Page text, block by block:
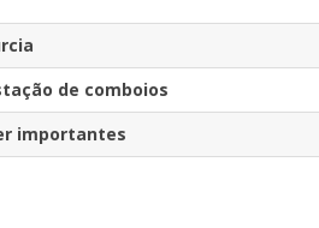
de comboios
importantes